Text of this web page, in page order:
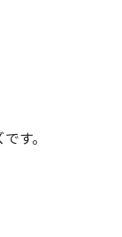
す。